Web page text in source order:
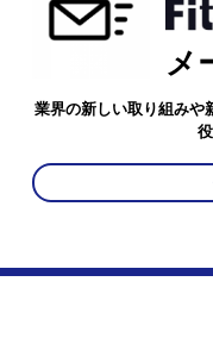
メ
業界の新しい取り組みや